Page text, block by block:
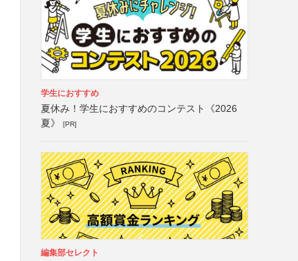
学生におすすめ
夏休み！学生におすすめのコンテスト《2026
夏》
[PR]
編集部セレクト